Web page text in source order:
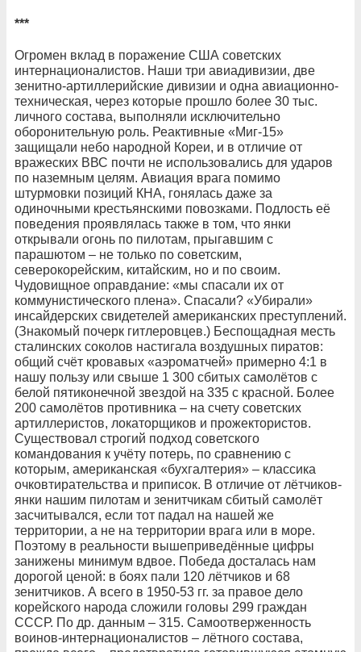
***
Огромен вклад в поражение США советских
интернационалистов. Наши три авиадивизии, две
зенитно-артиллерийские дивизии и одна авиационно-
техническая, через которые прошло более 30 тыс.
личного состава, выполняли исключительно
оборонительную роль. Реактивные «Миг-15»
защищали небо народной Кореи, и в отличие от
вражеских ВВС почти не использовались для ударов
по наземным целям. Авиация врага помимо
штурмовки позиций КНА, гонялась даже за
одиночными крестьянскими повозками. Подлость её
поведения проявлялась также в том, что янки
открывали огонь по пилотам, прыгавшим с
парашютом – не только по советским,
северокорейским, китайским, но и по своим.
Чудовищное оправдание: «мы спасали их от
коммунистического плена». Спасали? «Убирали»
инсайдерских свидетелей американских преступлений.
(Знакомый почерк гитлеровцев.) Беспощадная месть
сталинских соколов настигала воздушных пиратов:
общий счёт кровавых «аэроматчей» примерно 4:1 в
нашу пользу или свыше 1 300 сбитых самолётов с
белой пятиконечной звездой на 335 с красной. Более
200 самолётов противника – на счету советских
артиллеристов, локаторщиков и прожектористов.
Существовал строгий подход советского
командования к учёту потерь, по сравнению с
которым, американская «бухгалтерия» – классика
очковтирательства и приписок. В отличие от лётчиков-
янки нашим пилотам и зенитчикам сбитый самолёт
засчитывался, если тот падал на нашей же
территории, а не на территории врага или в море.
Поэтому в реальности вышеприведённые цифры
занижены минимум вдвое. Победа досталась нам
дорогой ценой: в боях пали 120 лётчиков и 68
зенитчиков. А всего в 1950-53 гг. за правое дело
корейского народа сложили головы 299 граждан
СССР. По др. данным – 315. Самоотверженность
воинов-интернационалистов – лётного состава,